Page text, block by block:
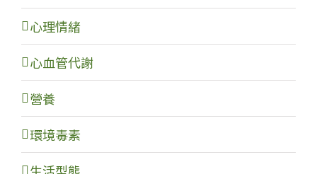
心理情緒
心血管代謝
營養
環境毒素
生活型態